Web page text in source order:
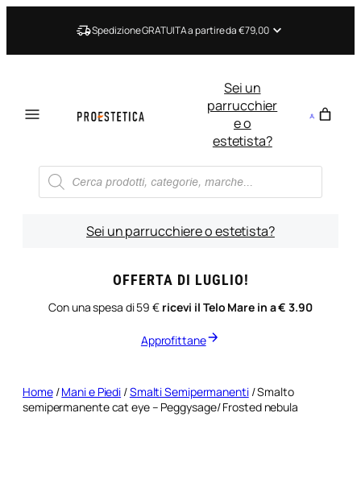
Spedizione GRATUITA a partire da €79,00
Sei un
parrucchier
e o
estetista?
Ricerca
prodotti
Sei un parrucchiere o estetista?
OFFERTA DI LUGLIO!
Con una spesa di 59 € ricevi il Telo Mare in a € 3.90
Approfittane
Home/Mani e Piedi /Smalti Semipermanenti/ Smalto
semipermanente cat eye – Peggysage/ Frosted nebula